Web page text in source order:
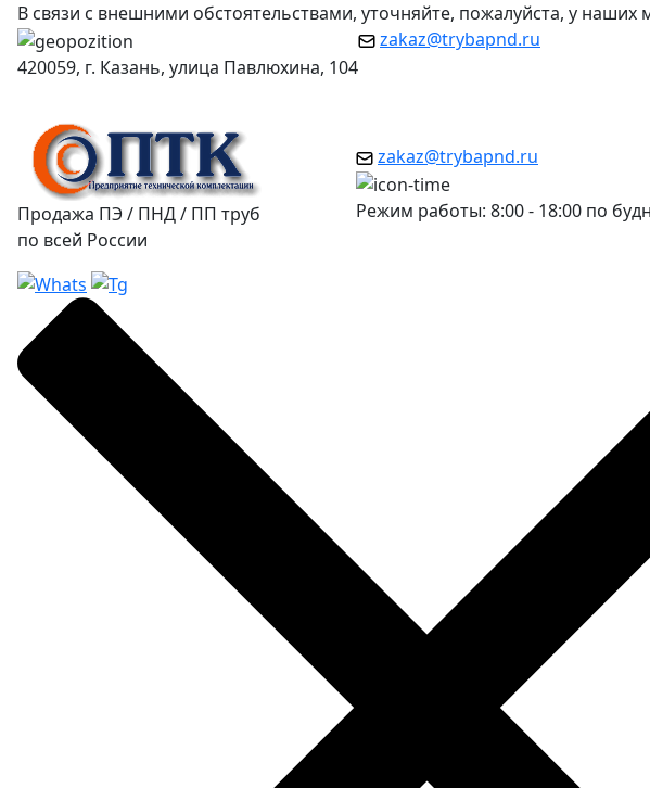
В связи с внешними обстоятельствами, уточняйте, пожалуйста, у
420059, г. Казань, улица Павлюхина, 104
zakaz@trybapnd.ru
Продажа ПЭ / ПНД / ПП труб
по всей России
zakaz@trybapnd.ru
Режим работы: 8:00 - 18:00 по